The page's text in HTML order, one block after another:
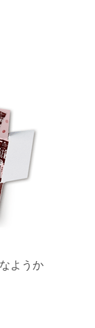
ようか